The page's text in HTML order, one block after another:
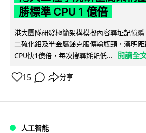
勝標準 CPU 1 億倍
港大團隊研發極簡架構模擬內容尋址記憶
二硫化鉬及半金屬銻克服傳輸瓶頸，漢明
CPU快1億倍，每次搜尋耗能低...
閱讀全
15 分享
人工智能